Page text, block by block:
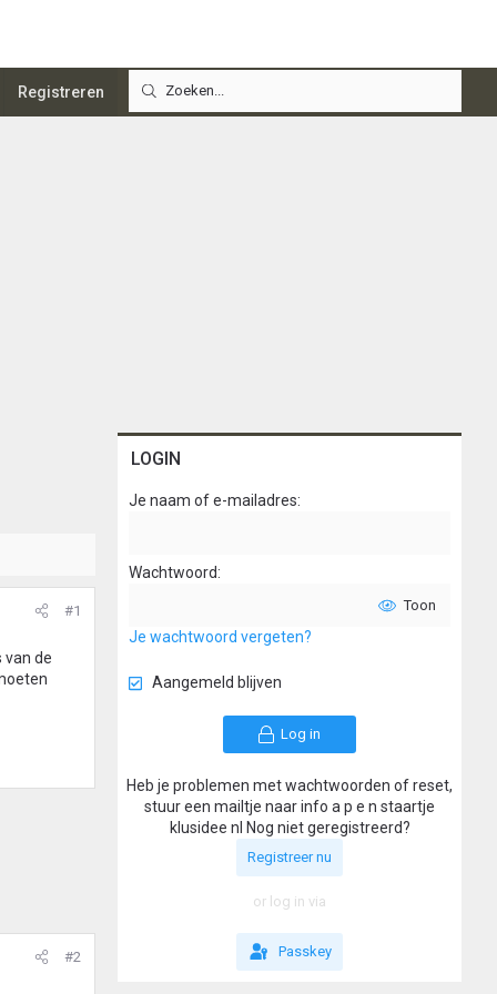
Registreren
#1
van de
#2
LOGIN
Je naam of e-mailadres
Wachtwoord
Toon
Je wachtwoord vergeten?
Aangemeld blijven
Log in
Heb je problemen met wachtwoorden of reset,
stuur een mailtje naar info a p e n staartje
klusidee nl Nog niet geregistreerd?
Registreer nu
or log in via
Passkey